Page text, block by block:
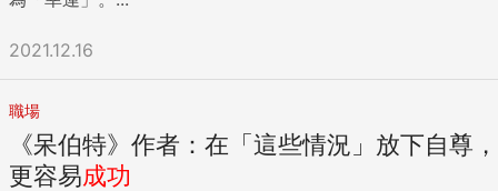
2021.12.16
職場
《呆伯特》作者：在「這些情況」放下自尊，
更容易成功